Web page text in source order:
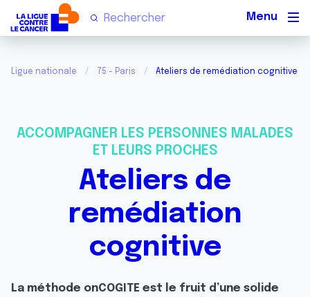
Ligue nationale 75 - Paris Ateliers de remédiation cognitive
ACCOMPAGNER LES PERSONNES MALADES
ET LEURS PROCHES
Ateliers de
remédiation
cognitive
La méthode onCOGITE est le fruit d’une solide